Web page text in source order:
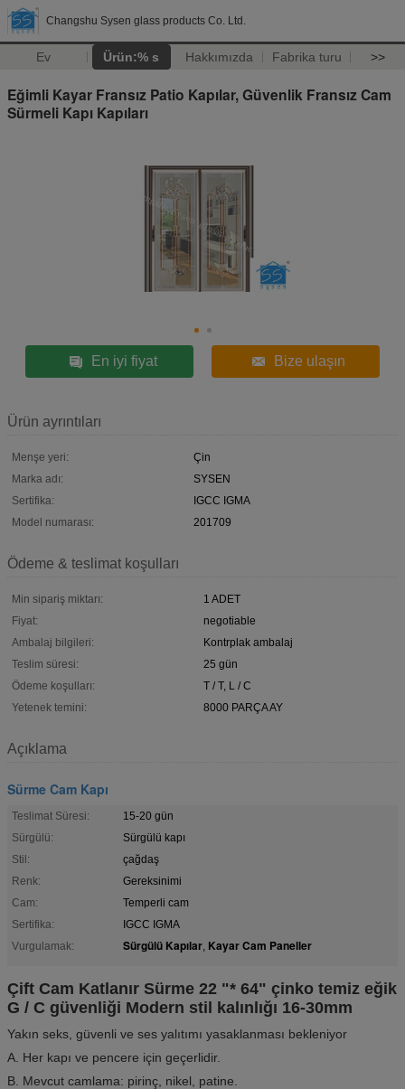
Changshu Sysen glass products Co. Ltd.
Ev Ürün:% s Hakkımızda Fabrika turu >>
Eğimli Kayar Fransız Patio Kapılar, Güvenlik Fransız Cam
Sürmeli Kapı Kapıları
En iyi fiyat Bize ulaşın
Ürün ayrıntıları
Menşe yeri:
Çin
Marka adı:
SYSEN
Sertifika:
IGCC IGMA
Model numarası:
201709
Ödeme & teslimat koşulları
Min sipariş miktarı:
1 ADET
Fiyat:
negotiable
Ambalaj bilgileri:
Kontrplak ambalaj
Teslim süresi:
25 gün
Ödeme koşulları:
T / T, L / C
Yetenek temini:
8000 PARÇA AY
Açıklama
Sürme Cam Kapı
Teslimat Süresi:
15-20 gün
Sürgülü:
Sürgülü kapı
Stil:
çağdaş
Renk:
Gereksinimi
Cam:
Temperli cam
Sertifika:
IGCC IGMA
Vurgulamak:
Sürgülü Kapılar, Kayar Cam Paneller
Çift Cam Katlanır Sürme 22 "* 64" çinko temiz eğik
G / C güvenliği Modern stil kalınlığı 16-30mm
Yakın seks, güvenli ve ses yalıtımı yasaklanması bekleniyor
A. Her kapı ve pencere için geçerlidir.
B. Mevcut camlama: pirinç, nikel, patine.